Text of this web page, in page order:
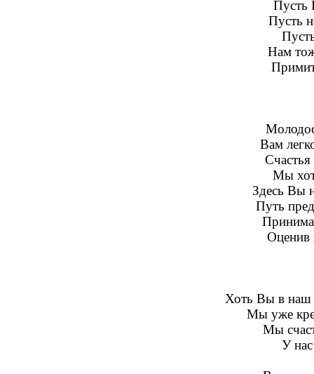
Пусть
Пусть
Нам
Вам
Мы
Здесь Вы
Путь
Оценив
Хоть Вы в наш
Мы уже
Мы
У